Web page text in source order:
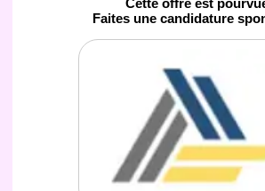
Faites une candidature